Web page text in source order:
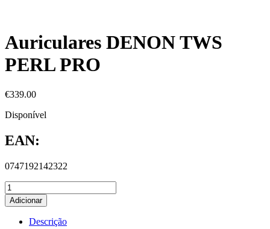
Auriculares DENON TWS
PERL PRO
€339.00
Disponível
EAN:
0747192142322
Adicionar
Descrição